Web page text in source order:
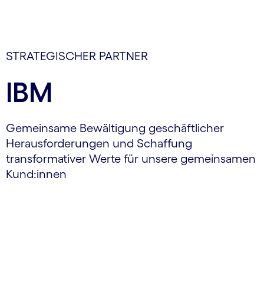
STRATEGISCHER PARTNER
IBM
Gemeinsame Bewältigung geschäftlicher
Herausforderungen und Schaffung
transformativer Werte für unsere gemeinsamen
Kund:innen